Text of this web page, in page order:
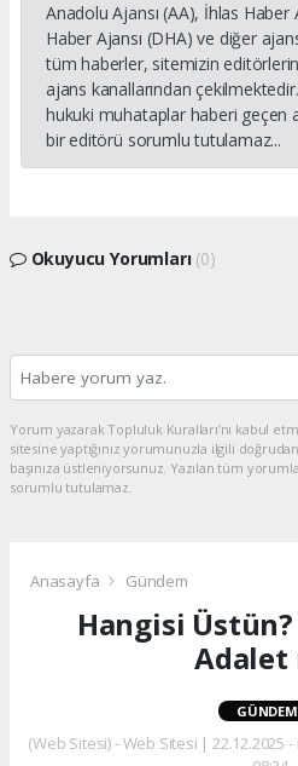
Anadolu Ajansı (AA), İhlas Haber
Haber Ajansı (DHA) ve diğer
tüm haberler, sitemizin
ajans kanallarından
hukuki muhataplar haberi geçen
bir editörü sorumlu tutulamaz...
Okuyucu Yorumları (0)
Yorum yazarak Topluluk Kuralları’nı kabul
sitesine yaptığınız yorumunuzla ilgili
başınıza üstleniyorsunuz. Yazılan tüm
sorumlu tutulamaz.
Anasayfa Gündem
Hangisi
Adalet
GÜNDEM
(Web Sitesi) - Web Sitesi | 22.12.2025